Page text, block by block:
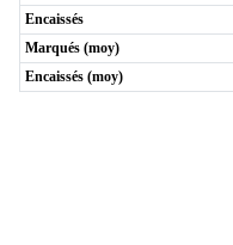
Encaissés
Marqués (moy)
Encaissés (moy)